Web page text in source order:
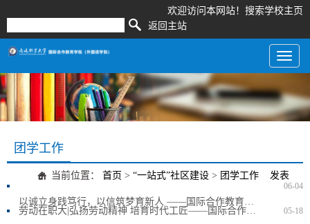
欢迎访问本网站！ 搜索学校主页
返回主站
Toggle
团学工作
当前位置： 首页 > “一站式”社区建设 > 团学工作 发表
06-04
05-18